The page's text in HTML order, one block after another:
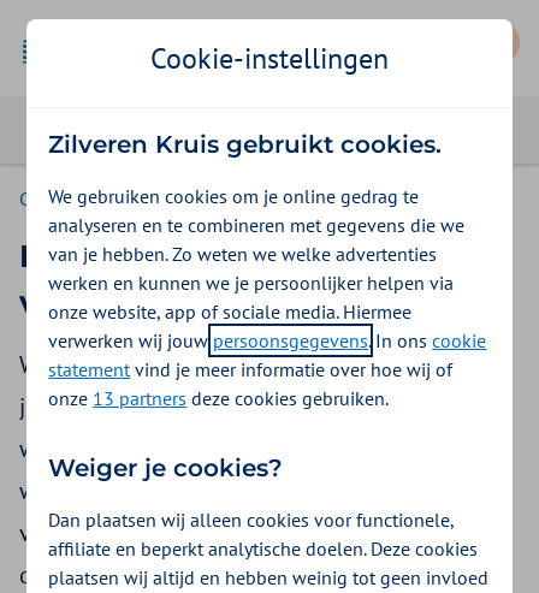
Consumenten
Disclaimer over het gebruik
van de website
We willen je graag complete, bijgewerkte en
juiste informatie op onze website geven. En een
website die altijd en overal goed werkt. Tegelijk
willen we dat je de informatie makkelijk kunt
vinden en lezen. 100% volledig zijn lukt ons
daarom niet.
Cookie-instellingen
Zilveren Kruis gebruikt cookies.
We gebruiken cookies om je online gedrag te
analyseren en te combineren met gegevens die we
van je hebben. Zo weten we welke advertenties
werken en kunnen we je persoonlijker helpen via
onze website, app of sociale media. Hiermee
verwerken wij jouw persoonsgegevens. In onscookie
statementvind je meer informatie over hoe wij of
onze 13 partners deze cookies gebruiken.
Weiger je cookies?
Dan plaatsen wij alleen cookies voor functionele,
affiliate en beperkt analytische doelen. Deze cookies
plaatsen wij altijd en hebben weinig tot geen invloed